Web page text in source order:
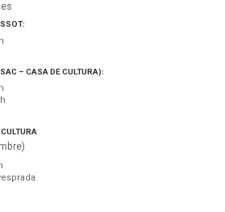
– CASA DE CULTURA):